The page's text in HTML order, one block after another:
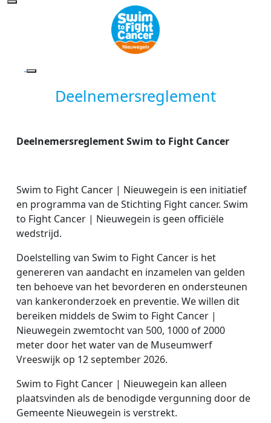
Deelnemersreglement
Deelnemersreglement Swim to Fight Cancer
Swim to Fight Cancer | Nieuwegein is een initiatief
en programma van de Stichting Fight cancer. Swim
to Fight Cancer | Nieuwegein is geen officiële
wedstrijd.
Doelstelling van Swim to Fight Cancer is het
genereren van aandacht en inzamelen van gelden
ten behoeve van het bevorderen en ondersteunen
van kankeronderzoek en preventie. We willen dit
bereiken middels de Swim to Fight Cancer |
Nieuwegein zwemtocht van 500, 1000 of 2000
meter door het water van de Museumwerf
Vreeswijk op 12 september 2026.
Swim to Fight Cancer | Nieuwegein kan alleen
plaatsvinden als de benodigde vergunning door de
Gemeente Nieuwegein is verstrekt.